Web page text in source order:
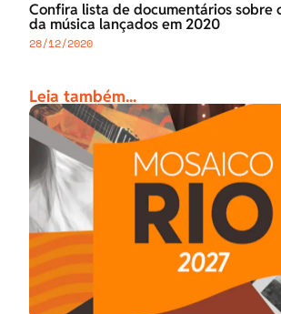
Confira lista de documentários sobre
da música lançados em 2020
28/12/2020
Leia também...